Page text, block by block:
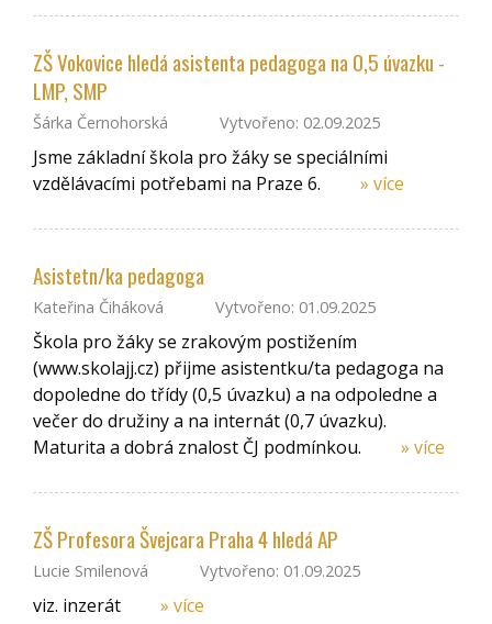
ZŠ Vokovice hledá asistenta pedagoga na 0,5 úvazku -
LMP, SMP
Šárka Černohorská Vytvořeno: 02.09.2025
Jsme základní škola pro žáky se speciálními
vzdělávacími potřebami na Praze 6.
» více
Asistetn/ka pedagoga
Kateřina Čiháková Vytvořeno: 01.09.2025
Škola pro žáky se zrakovým postižením
(www.skolajj.cz) přijme asistentku/ta pedagoga na
dopoledne do třídy (0,5 úvazku) a na odpoledne a
večer do družiny a na internát (0,7 úvazku).
Maturita a dobrá znalost ČJ podmínkou.
» více
ZŠ Profesora Švejcara Praha 4 hledá AP
Lucie Smilenová Vytvořeno: 01.09.2025
viz. inzerát » více